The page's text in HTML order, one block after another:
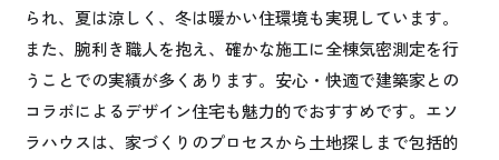
られ、夏は涼しく、冬は暖かい住環境も実現しています。
また、腕利き職人を抱え、確かな施工に全棟気密測定を行
うことでの実績が多くあります。安心・快適で建築家との
コラボによるデザイン住宅も魅力的でおすすめです。エソ
ラハウスは、家づくりのプロセスから土地探しまで包括的